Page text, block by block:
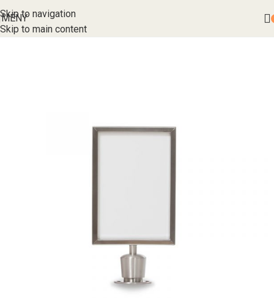
Skip to navigation
Skip to main content
MENY